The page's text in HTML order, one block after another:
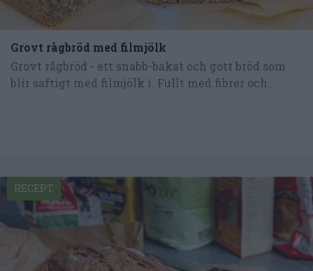
Grovt rågbröd med filmjölk
Grovt rågbröd - ett snabb-bakat och gott bröd som
blir saftigt med filmjölk i. Fullt med fibrer och...
RECEPT